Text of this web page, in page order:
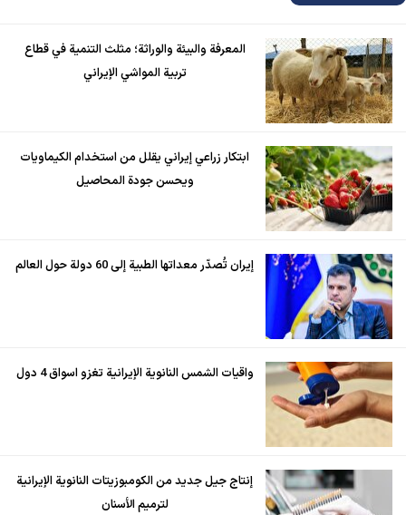
المعرفة والبيئة والوراثة؛ مثلث التنمية في قطاع
تربية المواشي الإيراني
ابتكار زراعي إيراني يقلل من استخدام الكيماويات
ويحسن جودة المحاصيل
إيران تُصدّر معداتها الطبية إلى 60 دولة حول العالم
واقيات الشمس النانوية الإيرانية تغزو اسواق 4 دول
إنتاج جيل جديد من الكومبوزيتات النانوية الإيرانية
لترميم الأسنان